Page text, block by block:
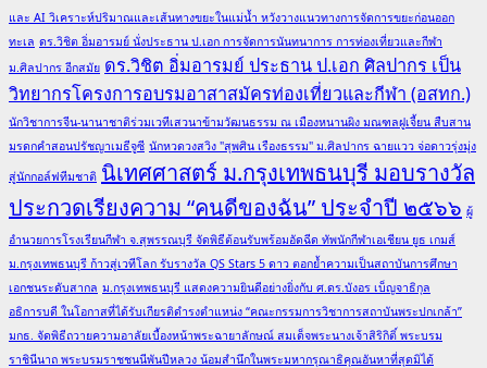
และ AI วิเคราะห์ปริมาณและเส้นทางขยะในแม่น้ำ หวังวางแนวทางการจัดการขยะก่อนออก
ทะเล ดร.วิชิต อิ่มอารมย์ นั่งประธาน ป.เอก การจัดการนันทนาการ การท่องเที่ยวและกีฬา
ม.ศิลปากร อีกสมัย ดร.วิชิต อิ่มอารมย์ ประธาน ป.เอก ศิลปากร เป็น
วิทยากรโครงการอบรมอาสาสมัครท่องเที่ยวและกีฬา (อสทก.)
นักวิชาการจีน-นานาชาติร่วมเวทีเสวนาข้ามวัฒนธรรม ณ เมืองหนานผิง มณฑลฝูเจี้ยน สืบสาน
มรดกคำสอนปรัชญาเมธีจูซี นักหวดวงสวิง "สุพศิน เรืองธรรม" ม.ศิลปากร ฉายแวว จ่อดาวรุ่งมุ่ง
สู่นักกอล์ฟทีมชาติ นิเทศศาสตร์ ม.กรุงเทพธนบุรี มอบรางวัล
ประกวดเรียงความ “คนดีของฉัน” ประจำปี ๒๕๖๖ ผู้
อำนวยการโรงเรียนกีฬา จ.สุพรรณบุรี จัดพิธีต้อนรับพร้อมอัดฉีด ทัพนักกีฬาเอเชียน ยูธ เกมส์
ม.กรุงเทพธนบุรี ก้าวสู่เวทีโลก รับรางวัล QS Stars 5 ดาว ตอกย้ำความเป็นสถาบันการศึกษา
เอกชนระดับสากล ม.กรุงเทพธนบุรี แสดงความยินดีอย่างยิ่งกับ ศ.ดร.บังอร เบ็ญจาธิกุล
อธิการบดี ในโอกาสที่ได้รับเกียรติดำรงตำแหน่ง “คณะกรรมการวิชาการสถาบันพระปกเกล้า”
มกธ. จัดพิธีถวายความอาลัยเบื้องหน้าพระฉายาลักษณ์ สมเด็จพระนางเจ้าสิริกิติ์ พระบรม
ราชินีนาถ พระบรมราชชนนีพันปีหลวง น้อมสำนึกในพระมหากรุณาธิคุณอันหาที่สุดมิได้